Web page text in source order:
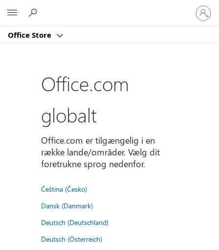
Office Store
Log
på
din
Office.com
globalt
Office.com er tilgængelig i en
række lande/områder. Vælg dit
foretrukne sprog nedenfor.
Čeština (Česko)
Dansk (Danmark)
Deutsch (Deutschland)
Deutsch (Österreich)